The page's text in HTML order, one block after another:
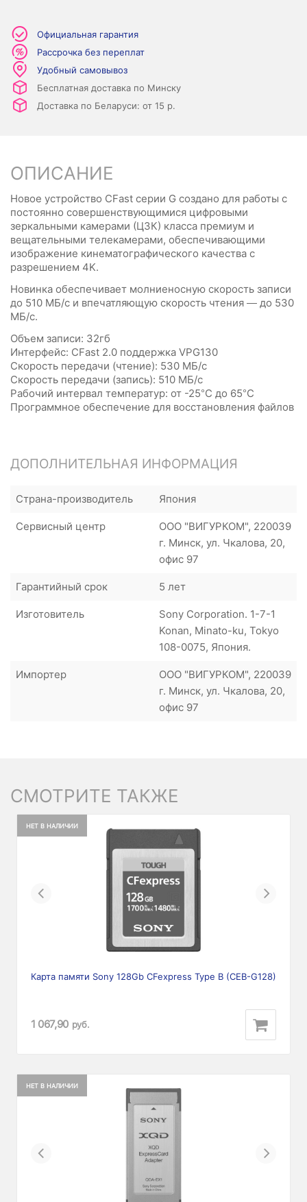
Официальная гарантия
Рассрочка без переплат
Удобный самовывоз
Бесплатная доставка по Минску
Доставка по Беларуси: от 15 р.
ОПИСАНИЕ
Новое устройство CFast серии G создано для работы c
постоянно совершенствующимися цифровыми
зеркальными камерами (ЦЗК) класса премиум и
вещательными телекамерами, обеспечивающими
изображение кинематографического качества с
разрешением 4K.
Новинка обеспечивает молниеносную скорость записи
до 510 МБ/с и впечатляющую скорость чтения — до 530
МБ/с.
Объем записи: 32гб
Интерфейс: CFast 2.0 поддержка VPG130
Скорость передачи (чтение): 530 МБ/с
Скорость передачи (запись): 510 МБ/с
Рабочий интервал температур: от -25°C до 65°C
Программное обеспечение для восстановления файлов
ДОПОЛНИТЕЛЬНАЯ ИНФОРМАЦИЯ
Страна-производитель Япония
Сервисный центр
ООО "ВИГУРКОМ", 220039
г. Минск, ул. Чкалова, 20,
офис 97
Гарантийный срок 5 лет
Изготовитель
Sony Corporation. 1-7-1
Konan, Minato-ku, Tokyo
108-0075, Япония.
Импортер
ООО "ВИГУРКОМ", 220039
г. Минск, ул. Чкалова, 20,
офис 97
СМОТРИТЕ ТАКЖЕ
НЕТ В НАЛИЧИИ
Previous Next
Карта памяти Sony 128Gb CFexpress Type B (CEB-G128)
1 067,90 руб.
НЕТ В НАЛИЧИИ
Previous Next